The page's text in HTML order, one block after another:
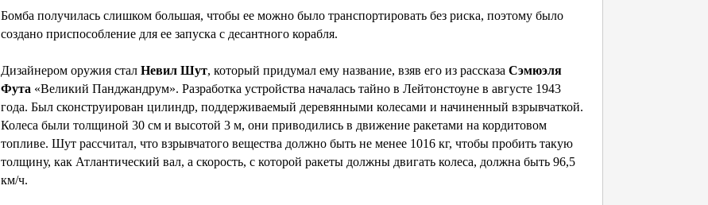
Бомба получилась слишком большая, чтобы ее можно было транспортировать без риска, поэтому было
создано приспособление для ее запуска с десантного корабля.
Дизайнером оружия стал Невил Шут, который придумал ему название, взяв его из рассказа Сэмюэля
Фута «Великий Панджандрум». Разработка устройства началась тайно в Лейтонстоуне в августе 1943
года. Был сконструирован цилиндр, поддерживаемый деревянными колесами и начиненный взрывчаткой.
Колеса были толщиной 30 см и высотой 3 м, они приводились в движение ракетами на кордитовом
топливе. Шут рассчитал, что взрывчатого вещества должно быть не менее 1016 кг, чтобы пробить такую
толщину, как Атлантический вал, а скорость, с которой ракеты должны двигать колеса, должна быть 96,5
км/ч.